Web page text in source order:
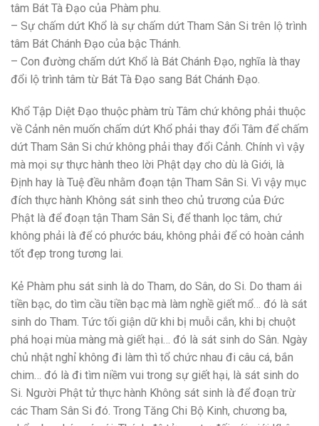
tâm Bát Tà Đạo của Phàm phu.
– Sự chấm dứt Khổ là sự chấm dứt Tham Sân Si trên lộ trình
tâm Bát Chánh Đạo của bậc Thánh.
– Con đường chấm dứt Khổ là Bát Chánh Đạo, nghĩa là thay
đổi lộ trình tâm từ Bát Tà Đạo sang Bát Chánh Đạo.
Khổ Tập Diệt Đạo thuộc phàm trù Tâm chứ không phải thuộc
về Cảnh nên muốn chấm dứt Khổ phải thay đổi Tâm để chấm
dứt Tham Sân Si chứ không phải thay đổi Cảnh. Chính vì vậy
mà mọi sự thực hành theo lời Phật dạy cho dù là Giới, là
Định hay là Tuệ đều nhằm đoạn tận Tham Sân Si. Vì vậy mục
đích thực hành Không sát sinh theo chủ trương của Đức
Phật là để đoạn tận Tham Sân Si, để thanh lọc tâm, chứ
không phải là để có phước báu, không phải để có hoàn cảnh
tốt đẹp trong tương lai.
Kẻ Phàm phu sát sinh là do Tham, do Sân, do Si. Do tham ái
tiền bạc, do tìm cầu tiền bạc mà làm nghề giết mổ… đó là sát
sinh do Tham. Tức tối giận dữ khi bị muỗi cắn, khi bị chuột
phá hoại mùa màng mà giết hại… đó là sát sinh do Sân. Ngày
chủ nhật nghỉ không đi làm thì tổ chức nhau đi câu cá, bắn
chim… đó là đi tìm niềm vui trong sự giết hại, là sát sinh do
Si. Người Phật tử thực hành Không sát sinh là để đoạn trừ
các Tham Sân Si đó. Trong Tăng Chi Bộ Kinh, chương ba,